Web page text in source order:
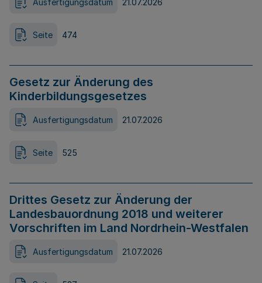
Seite 474
Gesetz zur Änderung des
Kinderbildungsgesetzes
Ausfertigungsdatum 21.07.2026
Seite 525
Drittes Gesetz zur Änderung der
Landesbauordnung 2018 und weiterer
Vorschriften im Land Nordrhein-Westfalen
Ausfertigungsdatum 21.07.2026